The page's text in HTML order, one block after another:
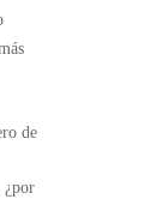
de
¿por